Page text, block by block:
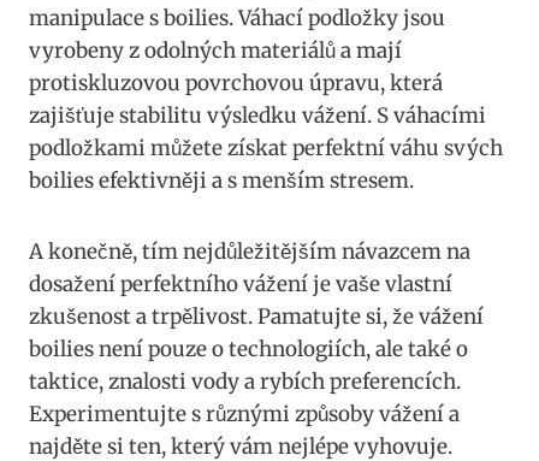
manipulace ⁢s boilies. Váhací podložky jsou
vyrobeny z odolných materiálů a mají
protiskluzovou povrchovou úpravu, která⁤
zajišťuje​ stabilitu výsledku vážení. S‌ váhacími
podložkami ‍můžete získat perfektní váhu ⁤svých
boilies efektivněji a s ‌menším stresem.
A konečně, ⁢tím nejdůležitějším ​návazcem na
dosažení⁣ perfektního vážení ‌je vaše vlastní
zkušenost⁤ a trpělivost. Pamatujte si, že vážení
boilies není ‌pouze o technologiích, ale také o
taktice, znalosti ⁢vody a rybích preferencích.
Experimentujte s⁣ různými způsoby vážení a
najděte‍ si ten, který vám nejlépe vyhovuje.